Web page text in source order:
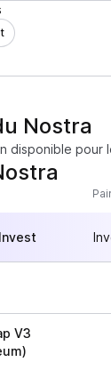
Nostra
disponible pour
V3